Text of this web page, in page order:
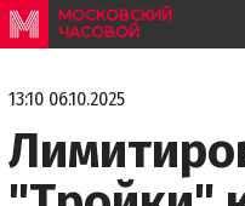
МОСКОВСКИЙ
ЧАСОВОЙ
13:10 06.10.2025